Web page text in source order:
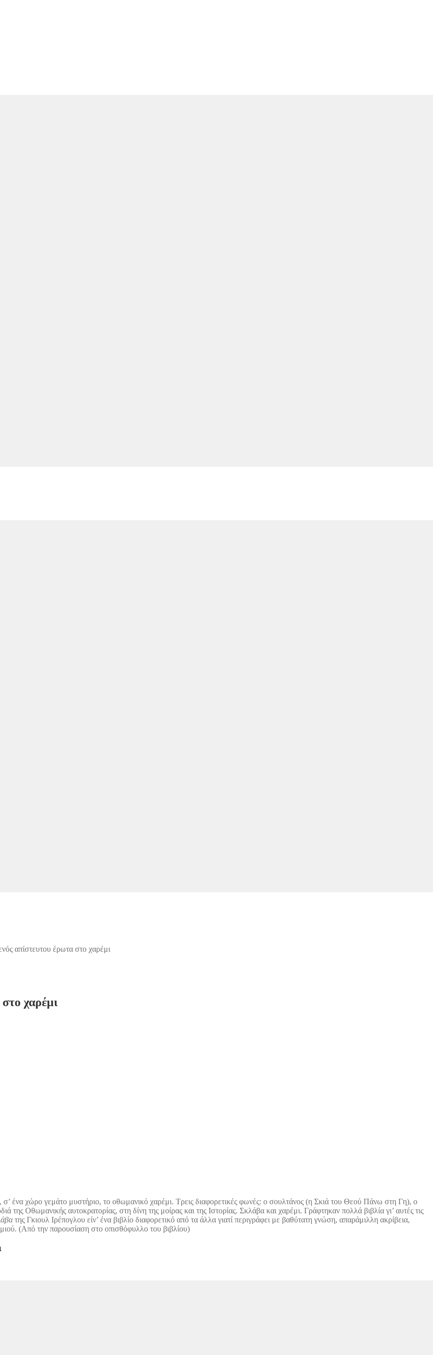
απίστευτου έρωτα στο χαρέμι
χαρέμι
ένα χώρο γεμάτο μυστήριο, το οθωμανικό χαρέμι. Τρεις διαφορετικές φωνές: ο σουλτάνος (η Σκιά του Θεού Πάνω στη Γη), ο
Οθωμανικής αυτοκρατορίας, στη δίνη της μοίρας και της Ιστορίας. Σκλάβα και χαρέμι. Γράφτηκαν πολλά βιβλία γι’ αυτές τις
της Γκιουλ Ιρέπογλου είν’ ένα βιβλίο διαφορετικό από τα άλλα γιατί περιγράφει με βαθύτατη γνώση, απαράμιλλη ακρίβεια,
(Από την παρουσίαση στο οπισθόφυλλο του βιβλίου)